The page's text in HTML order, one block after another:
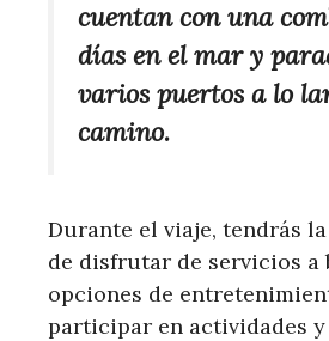
cuentan con una
días en el mar y
varios puertos a lo
camino.
Durante el viaje, tendrás
de disfrutar de servicios a
opciones de
participar en actividades